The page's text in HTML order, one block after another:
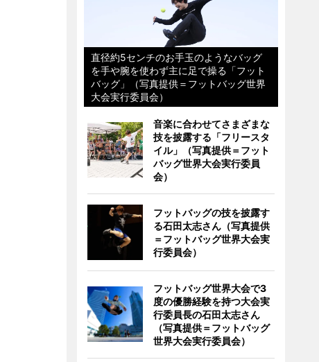
直径約5センチのお手玉のようなバッグ
を手や腕を使わず主に足で操る「フット
バッグ」（写真提供＝フットバッグ世界
大会実行委員会）
音楽に合わせてさまざまな
技を披露する「フリースタ
イル」（写真提供＝フット
バッグ世界大会実行委員
会）
フットバッグの技を披露す
る石田太志さん（写真提供
＝フットバッグ世界大会実
行委員会）
フットバッグ世界大会で3
度の優勝経験を持つ大会実
行委員長の石田太志さん
（写真提供＝フットバッグ
世界大会実行委員会）